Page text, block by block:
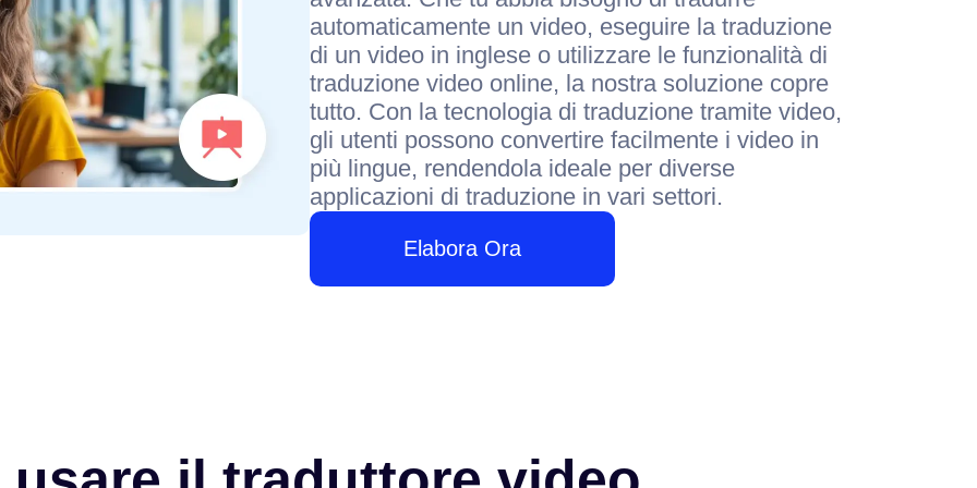
automaticamente un video, eseguire la traduzione
di un video in inglese o utilizzare le funzionalità di
traduzione video online, la nostra soluzione copre
tutto. Con la tecnologia di traduzione tramite video,
gli utenti possono convertire facilmente i video in
più lingue, rendendola ideale per diverse
applicazioni di traduzione in vari settori.
Elabora Ora